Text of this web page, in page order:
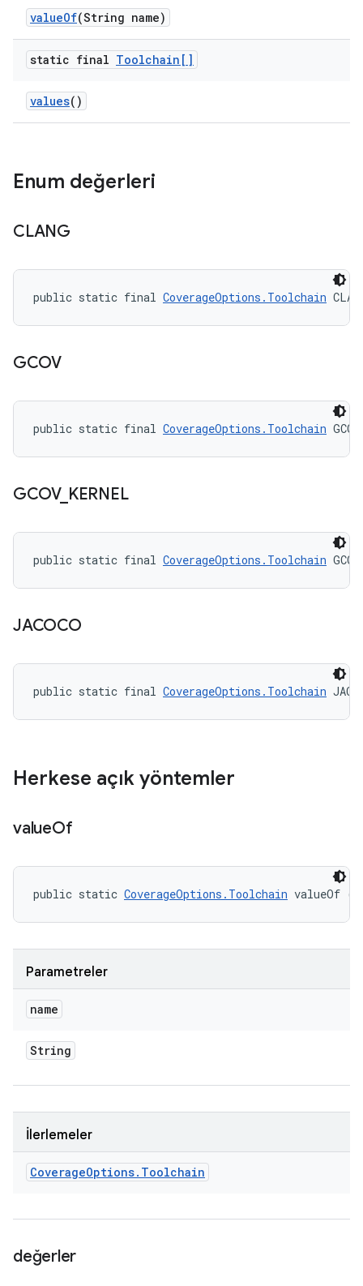
valueOf(String name)
static final Toolchain[]
values()
Enum değerleri
CLANG
public static final CoverageOptions.Toolchain
GCOV
public static final CoverageOptions.Toolchain GCOV
GCOV_ KERNEL
public static final CoverageOptions.Toolchain
JACOCO
public static final CoverageOptions.Toolchain
Herkese açık yöntemler
valueOf
public static CoverageOptions.Toolchain valueOf
Parametreler
name
String
İlerlemeler
CoverageOptions. Toolchain
değerler